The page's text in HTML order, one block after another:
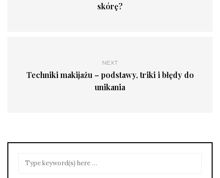
skórę?
NEXT
Techniki makijażu – podstawy, triki i błędy do
unikania